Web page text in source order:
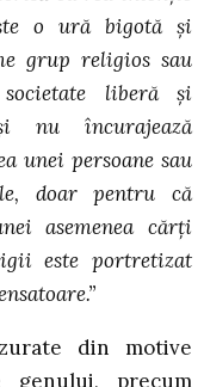
o ură bigotă şi
grup religios sau
liberă şi
nu încurajează
unei persoane sau
doar pentru că
asemenea cărţi
este portretizat
din motive
genului, precum